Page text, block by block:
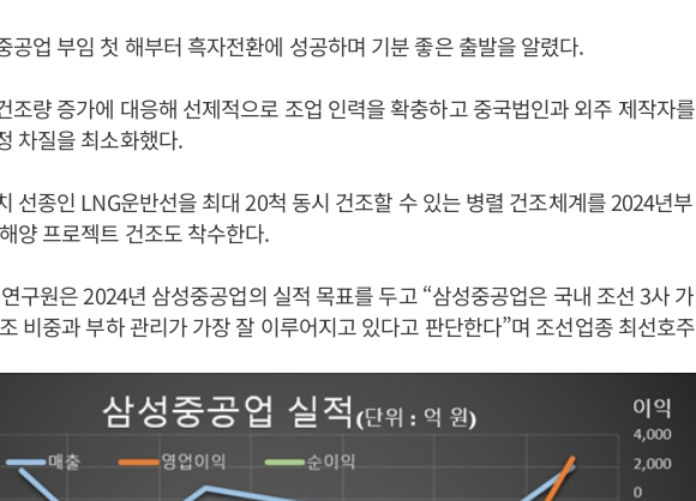
공업 부임 첫 해부터 흑자전환에 성공하며 기분 좋은 출발을 알렸다.
조량 증가에 대응해 선제적으로 조업 인력을 확충하고 중국법인과 외주 제작자를
차질을 최소화했다.
선종인 LNG운반선을 최대 20척 동시 건조할 수 있는 병렬 건조체계를 2024년부
양 프로젝트 건조도 착수한다.
구원은 2024년 삼성중공업의 실적 목표를 두고 “삼성중공업은 국내 조선 3사 가
비중과 부하 관리가 가장 잘 이루어지고 있다고 판단한다”며 조선업종 최선호주